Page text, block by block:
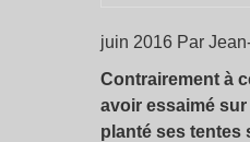
juin 2016 Par
Contrairement à
avoir essaimé
planté ses tentes